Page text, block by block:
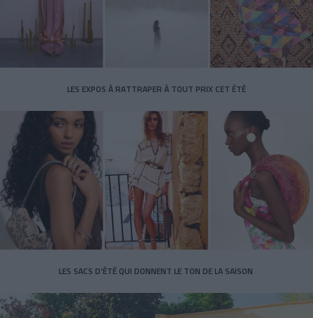
LES EXPOS À RATTRAPER À TOUT PRIX CET ÉTÉ
LES SACS D’ÉTÉ QUI DONNENT LE TON DE LA SAISON